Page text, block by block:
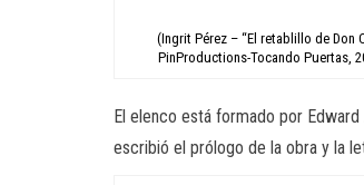
(Ingrit Pérez – “El retablillo de Don
PinProductions-Tocando Puertas,
El elenco está formado por Edward
escribió el prólogo de la obra y la